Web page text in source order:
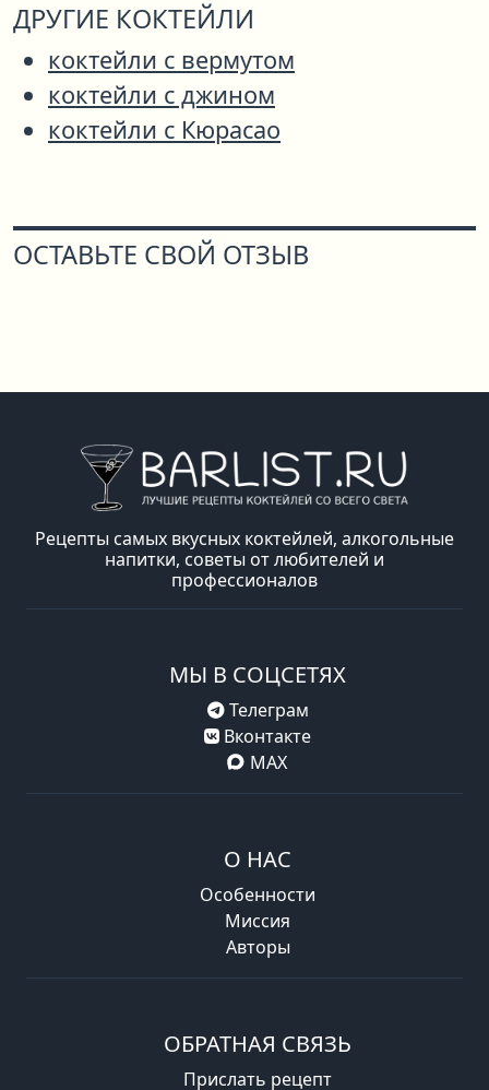
ДРУГИЕ КОКТЕЙЛИ
коктейли с вермутом
коктейли с джином
коктейли с Кюрасао
ОСТАВЬТЕ СВОЙ ОТЗЫВ
Рецепты самых вкусных коктейлей, алкогольные
напитки, советы от любителей и
профессионалов
МЫ В СОЦСЕТЯХ
Телеграм
Вконтакте
MAX
О НАС
Особенности
Миссия
Авторы
ОБРАТНАЯ СВЯЗЬ
Прислать рецепт